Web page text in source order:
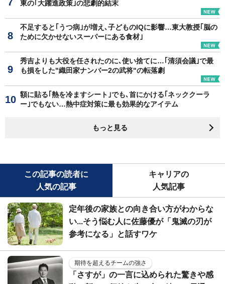
東の｢大躍進政策｣の悲劇的結末
不足すると｢うつ病｣が増え､子どものIQに影響…東大教授｢脳の
ために欠かせないスーパーにある食材｣
秀吉よりも大役を任されたのに､使い捨てに…｢清須会議｣で最
も損をした"織田家ナンバー2の武将"の転落劇
額に貼る｢熱を冷ますシート｣でも､首にかける｢ネッククーラ
ー｣でもない…熱中症対策に最も効果的なアイテム
もっと見る
この記事の読者に
人気の記事
キャリアの
人気記事
定年後の家族との向き合い方がわからな
い...そう悩む人に佐藤優が「鬼滅の刃が
参考になる」と話すワケ
期待を超えるチームの強さ
「さすが」の一言に込められた驚きや感